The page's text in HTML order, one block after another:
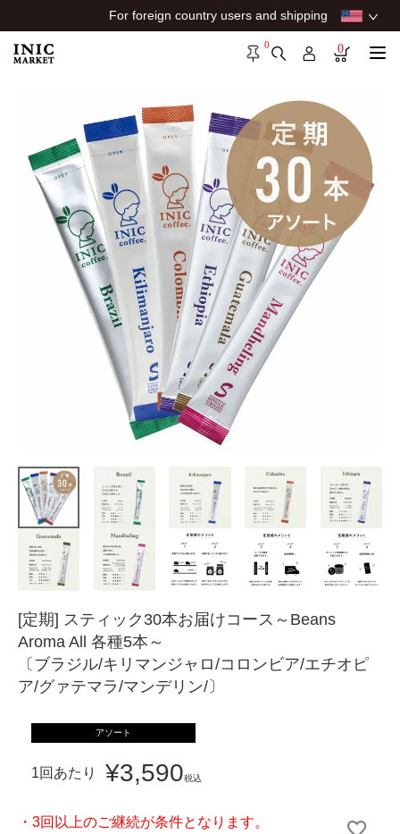
For foreign country users and shipping
0 0
[定期] スティック30本お届けコース～Beans
Aroma All 各種5本～
〔ブラジル/キリマンジャロ/コロンビア/エチオピ
ア/グァテマラ/マンデリン/〕
アソート
1回あたり ¥3,590税込
・3回以上のご継続が条件となります。